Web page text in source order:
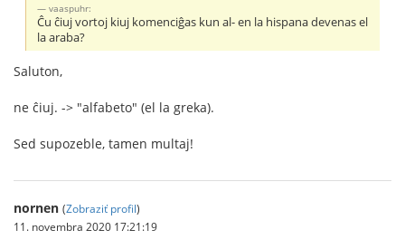
vaaspuhr:
Ĉu ĉiuj vortoj kiuj komenciĝas kun al- en la hispana devenas el
la araba?
Saluton,
ne ĉiuj. -> "alfabeto" (el la greka).
Sed supozeble, tamen multaj!
nornen (Zobraziť profil)
11. novembra 2020 17:21:19